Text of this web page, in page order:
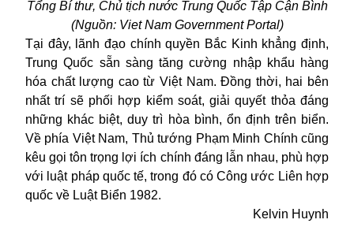
Tổng Bí thư, Chủ tịch nước Trung Quốc Tập Cận Bình
(Nguồn: Viet Nam Government Portal)
Tại đây, lãnh đạo chính quyền Bắc Kinh khẳng định,
Trung Quốc sẵn sàng tăng cường nhập khẩu hàng
hóa chất lượng cao từ Việt Nam. Đồng thời, hai bên
nhất trí sẽ phối hợp kiểm soát, giải quyết thỏa đáng
những khác biệt, duy trì hòa bình, ổn định trên biển.
Về phía Việt Nam, Thủ tướng Phạm Minh Chính cũng
kêu gọi tôn trọng lợi ích chính đáng lẫn nhau, phù hợp
với luật pháp quốc tế, trong đó có Công ước Liên hợp
quốc về Luật Biển 1982.
Kelvin Huynh